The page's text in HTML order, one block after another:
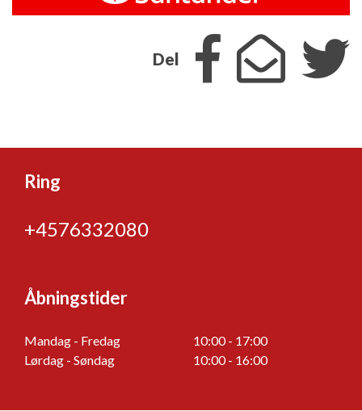
Del
Ring
+4576332080
Åbningstider
Mandag - Fredag
10:00 - 17:00
Lørdag - Søndag
10:00 - 16:00